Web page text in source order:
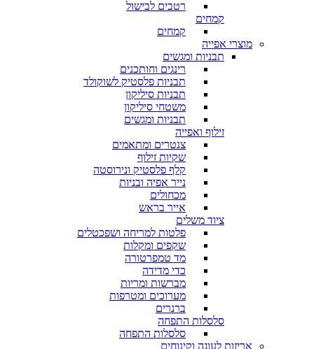
רטבים לבישול
קמחים
קמחים
מוצרי אפייה
תבניות ומגשים
רינגים וחותכנים
תבניות פלסטיק לשוקולד
תבניות סיליקון
משטחי סיליקון
תבניות ומגשים
זילוף ואפייה
צנטרים ומתאמים
שקיות זילוף
קלף פלסטיק ונירוסטה
נייר אפיה ובניות
מכחולים
אייר בראש
ציוד משלים
פלטות למריחה ושפכטלים
שקפים ומקלות
מד טמפרטורה
כדי מדידה
מברשות ומריות
מערוכים ומטרפות
ברנרים
סלסלות התפחה
סלסלות התפחה
אריזות לעוגה וקינוחים